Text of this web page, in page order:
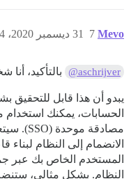
Mevo 31 ديسمبر 2020، 1:34م 7
@aschrijver بالتأكيد،
يبدو أن هذا قابل للتحقيق
الانضمام إلى النظام
النظام. بشكل مثالي،